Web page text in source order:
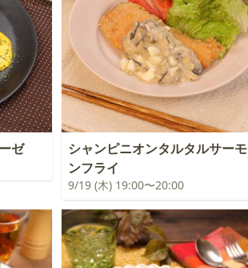
ゼ
シャンピニオンタルタルサーモ
ンフライ
9/19 (木) 19:00〜20:00